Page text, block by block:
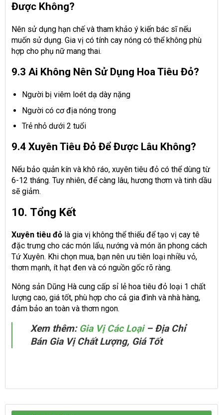
Được Không?
Nên sử dụng hạn chế và tham khảo ý kiến bác sĩ nếu
muốn sử dụng. Gia vị có tính cay nóng có thể không phù
hợp cho phụ nữ mang thai.
9.3 Ai Không Nên Sử Dụng Hoa Tiêu Đỏ?
Người bị viêm loét dạ dày nặng
Người có cơ địa nóng trong
Trẻ nhỏ dưới 2 tuổi
9.4 Xuyên Tiêu Đỏ Để Được Lâu Không?
Nếu bảo quản kín và khô ráo, xuyên tiêu đỏ có thể dùng từ
6-12 tháng. Tuy nhiên, để càng lâu, hương thơm và tinh dầu
sẽ giảm.
10. Tổng Kết
Xuyên tiêu đỏ là gia vị không thể thiếu để tạo vị cay tê
đặc trưng cho các món lẩu, nướng và món ăn phong cách
Tứ Xuyên. Khi chọn mua, bạn nên ưu tiên loại nhiều vỏ,
thơm mạnh, ít hạt đen và có nguồn gốc rõ ràng.
Nông sản Dũng Hà cung cấp sỉ lẻ hoa tiêu đỏ loại 1 chất
lượng cao, giá tốt, phù hợp cho cả gia đình và nhà hàng,
đảm bảo an toàn và thơm ngon.
Xem thêm: Gia Vị Các Loại– Địa Chỉ
Bán Gia Vị Chất Lượng, Giá Tốt